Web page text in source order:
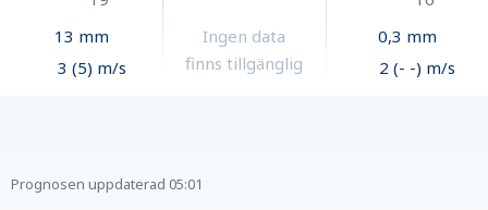
13 mm
3 (5) m/s
Ingen data
finns tillgänglig
0,3 mm
2 (- -) m/s
Prognosen uppdaterad 05:01